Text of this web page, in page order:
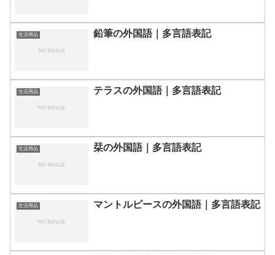
生活用品 鉛筆の外国語｜多言語表記
生活用品 テラスの外国語｜多言語表記
生活用品 栞の外国語｜多言語表記
生活用品 マントルピースの外国語｜多言語表記